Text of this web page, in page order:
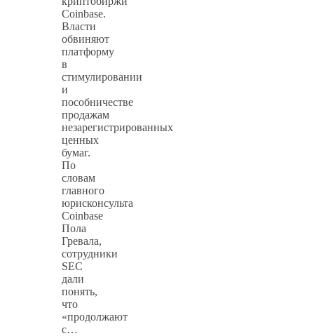
Coinbase.
Власти
обвиняют
платформу
в
стимулировании
и
пособничестве
продажам
незарегистрированных
ценных
бумаг.
По
словам
главного
юрисконсульта
Coinbase
Пола
Гревала,
сотрудники
SEC
дали
понять,
что
«продолжают
с…